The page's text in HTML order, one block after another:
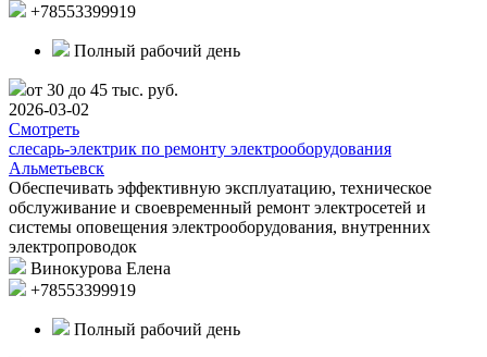
+78553399919
Полный рабочий день
от 30 до 45 тыс. руб.
2026-03-02
Смотреть
слесарь-электрик по ремонту электрооборудования
Альметьевск
Обеспечивать эффективную эксплуатацию, техническое
обслуживание и своевременный ремонт электросетей и
системы оповещения электрооборудования, внутренних
электропроводок
Винокурова Елена
+78553399919
Полный рабочий день